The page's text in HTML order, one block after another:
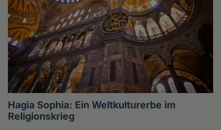
Hagia Sophia: Ein Weltkulturerbe im
Religionskrieg